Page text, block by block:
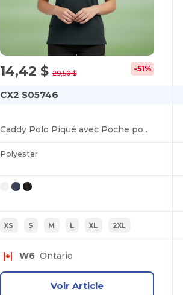
14,42 $29,50 $ -51%
CX2 S05746
Caddy Polo Piqué avec Poche pour Femme
Polyester
XS S M L XL 2XL
W6 Ontario
Voir Article